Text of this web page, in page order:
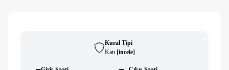
Kural Tipi
Katı [i̇ncele]